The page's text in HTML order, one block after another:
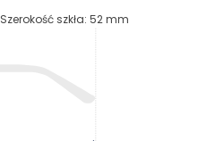
Szerokość szkła: 52mm